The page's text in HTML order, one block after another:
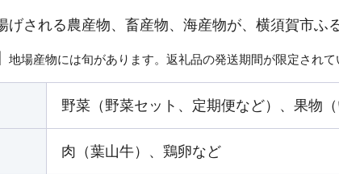
げされる農産物、畜産物、海産物が、横須賀市ふ
地場産物には旬があります。返礼品の発送期間が限定され
野菜（野菜セット、定期便など）、果物
肉（葉山牛）、鶏卵など